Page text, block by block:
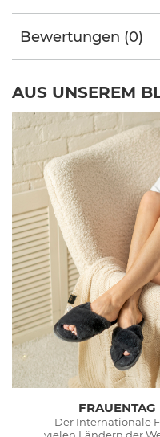
Bewertungen (0)
AUS UNSEREM
Der Internationale